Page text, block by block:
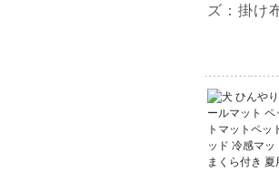
ズ：掛け